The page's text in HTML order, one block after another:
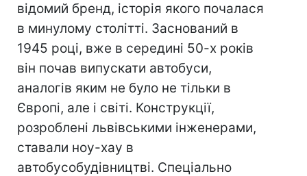
відомий бренд, історія якого почалася
в минулому столітті. Заснований в
1945 році, вже в середині 50-х років
він почав випускати автобуси,
аналогів яким не було не тільки в
Європі, але і світі. Конструкції,
розроблені львівськими інженерами,
ставали ноу-хау в
автобусобудівництві. Спеціально